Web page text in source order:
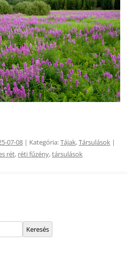
07-08 | Kategória:Tájak,Társulások |
rét, réti fűzény,társulások
Keresés